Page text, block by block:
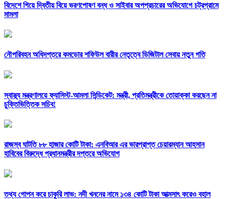
বিদেশে গিয়ে দ্বিতীয় বিয়ে ভরণপোষণ বন্ধ ও সাইবার অপপ্রচারের অভিযোগে চট্রগ্রামে
মামলা
নৌপরিবহন অধিদপ্তরে কমডোর শফিউল বারীর নেতৃত্বে ডিজিটাল সেবায় নতুন গতি
স্বাস্থ্য মন্ত্রণালয়ে ফ্যাসিস্ট-আমলা সিন্ডিকেট: মন্ত্রী, প্রতিমন্ত্রীকে তোয়াক্কা করছেন না
চুক্তিভিত্তিক সচিব!
রাজস্ব ঘাটতি ৮৮ হাজার কোটি টাকা: এনবিআর এর ভারপ্রাপ্ত চেয়ারম্যান আহসান
হাবিবের বিরুদ্ধে প্রধানমন্ত্রীর দপ্তরে অভিযোগ
তথ্য গোপন করে চাকুরি লাভ: নদী খননের নামে ১৩৪ কোটি টাকা আত্মসাৎ করেও বহাল